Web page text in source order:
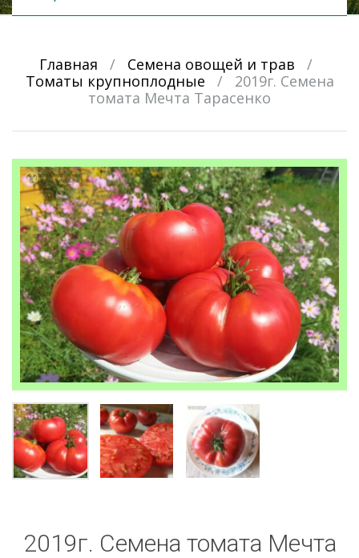
Главная / Семена овощей и трав
/
Томаты крупноплодные
/
2019г. Семена
томата Мечта Тарасенко
2019г. Семена томата Мечта